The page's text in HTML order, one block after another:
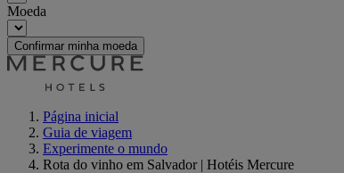
Moeda
Confirmar minha moeda
Página inicial
Guia de viagem
Experimente o mundo
Rota do vinho em Salvador | Hotéis Mercure